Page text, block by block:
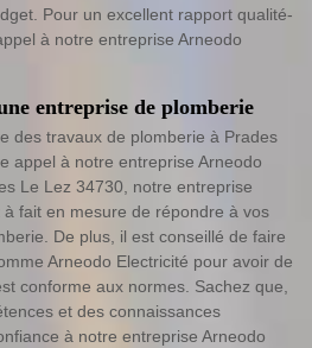
Pour un excellent rapport qualité-
à notre entreprise Arneodo
entreprise de plomberie
des travaux de plomberie à Prades
appel à notre entreprise Arneodo
Le Lez 34730, notre entreprise
fait en mesure de répondre à vos
De plus, il est conseillé de faire
Arneodo Electricité pour avoir de
conforme aux normes. Sachez que,
et des connaissances
à notre entreprise Arneodo